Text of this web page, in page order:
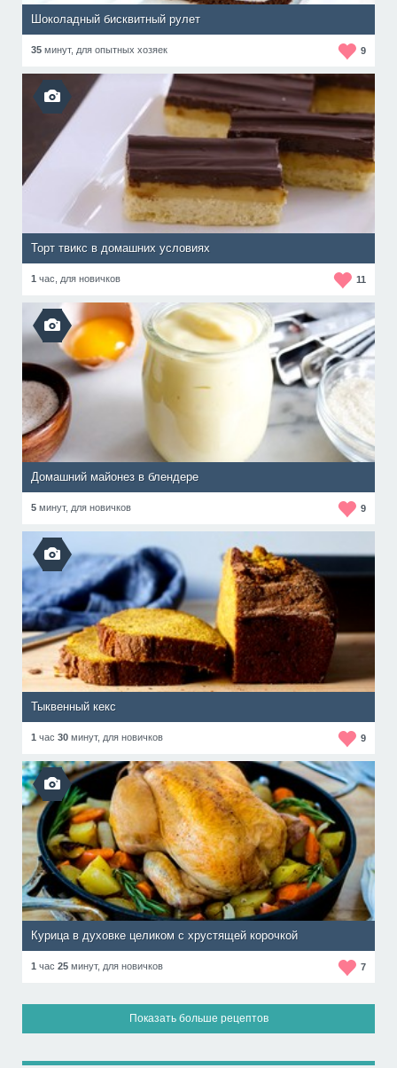
Шоколадный бисквитный рулет
35 минут, для опытных хозяек 9
Торт твикс в домашних условиях
1 час, для новичков 11
Домашний майонез в блендере
5 минут, для новичков 9
Тыквенный кекс
1 час 30 минут, для новичков 9
Курица в духовке целиком с хрустящей корочкой
1 час 25 минут, для новичков 7
Показать больше рецептов